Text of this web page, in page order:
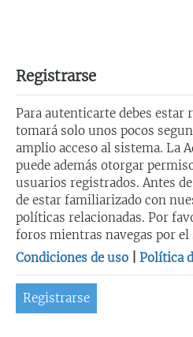
Registrarse
Para autenticarte debes estar
tomará solo unos pocos
amplio acceso al sistema. La
puede además otorgar
usuarios registrados. Antes
de estar familiarizado con
políticas relacionadas. Por
foros mientras navegas por el
Condiciones de uso
Política
Registrarse